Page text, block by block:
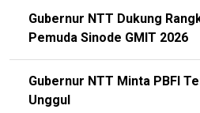
Gubernur NTT Dukung
Pemuda Sinode GMIT 2026
Gubernur NTT Minta PBFI
Unggul